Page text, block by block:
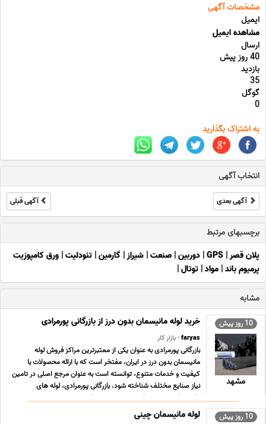
مشخصات آگهی
ایمیل
مشاهده ایمیل
ارسال
40 روز پیش
بازدید
35
گوگل
0
به اشتراک بگذارید
انتخاب آگهی
آگهی بعدی آگهی قبلی
برچسبهای مرتبط
پلان قصر|
GPS
| دوربین| صنعت| شیراز| گارمین| تئودلیت| ورق کامپوزیت
پرمیوم باند| مواد| توتال|
مشابه
10 روز پیش
مشهد
خرید لوله مانیسمان بدون درز از بازرگانی پورمرادی
faryas- بازار کار
بازرگانی پورمرادی به عنوان یکی از معتبرترین مراکز فروش لوله
مانیسمان بدون درز در ایران، مفتخر است که با ارائه محصولات با
کیفیت و خدمات متنوع، توانسته است به عنوان مرجع اصلی در تامین
نیاز صنایع مختلف شناخته شود. بازرگانی پورمرادی، لوله های
مانیسمان بدون درز را به صورت عمده و تک، ب ... ...
10 روز پیش لوله مانیسمان چینی